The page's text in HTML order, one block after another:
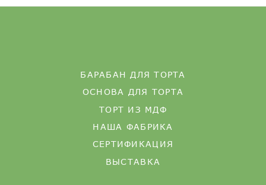
БАРАБАН ДЛЯ ТОРТА
ОСНОВА ДЛЯ ТОРТА
ТОРТ ИЗ МДФ
НАША ФАБРИКА
СЕРТИФИКАЦИЯ
ВЫСТАВКА